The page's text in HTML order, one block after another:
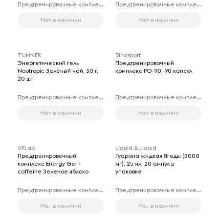
Предтренировочные комплексы
Нет в наличии
Предтренировочные комплексы
Нет в наличии
TUNNER
Энергетический гель
Nootropic Зелёный чай, 30 г,
20 шт
Предтренировочные комплексы
Нет в наличии
Binasport
Предтренировочный
комплекс PO-90, 90 капсул
Предтренировочные комплексы
Нет в наличии
VPLab
Предтренировочный
комплекс Energy Gel +
caffeine Зеленое яблоко
Предтренировочные комплексы
Нет в наличии
Liquid & Liquid
Гуарана жидкая Ягоды (3000
мг), 25 мл, 20 ампул в
упаковке
Предтренировочные комплексы
Нет в наличии